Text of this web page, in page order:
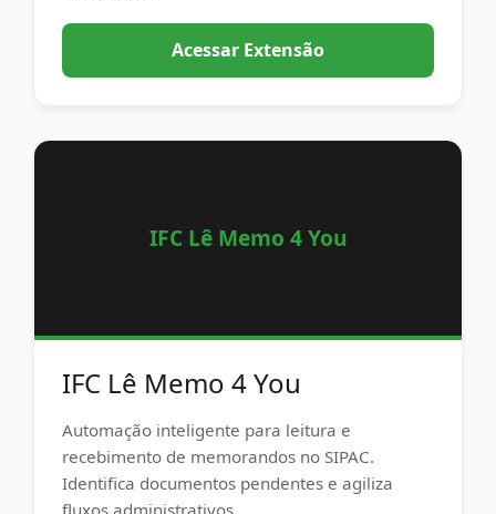
Acessar Extensão
IFC Lê Memo 4 You
IFC Lê Memo 4 You
Automação inteligente para leitura e
recebimento de memorandos no SIPAC.
Identifica documentos pendentes e agiliza
fluxos administrativos.